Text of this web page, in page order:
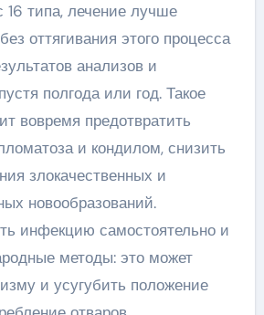
16 типа, лечение лучше
оттягивания этого процесса
анализов и
полгода или год. Такое
вовремя предотвратить
и кондилом, снизить
злокачественных и
новообразований.
инфекцию самостоятельно и
методы: это может
и усугубить положение